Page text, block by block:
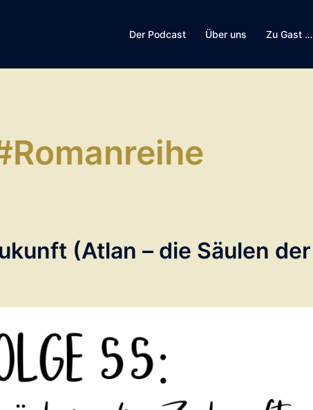
Der Podcast Über uns Zu Gast …
(Atlan – die Säulen der